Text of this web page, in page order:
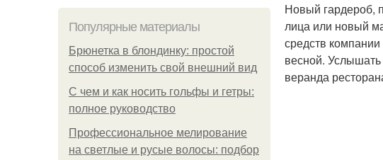
Популярные материалы
Брюнетка в блондинку: простой
способ изменить свой внешний вид
С чем и как носить гольфы и гетры:
полное руководство
Профессиональное мелирование
на светлые и русые волосы: подбор
Новый гардероб,
лица или новый
средств
весной.
веранда